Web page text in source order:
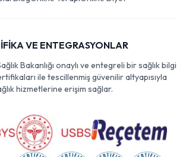
VE ENTEGRASYONLAR
Bakanlığı onaylı ve entegreli bir sağlık bilgi
ile tescillenmiş güvenilir altyapısıyla
hizmetlerine erişim sağlar.